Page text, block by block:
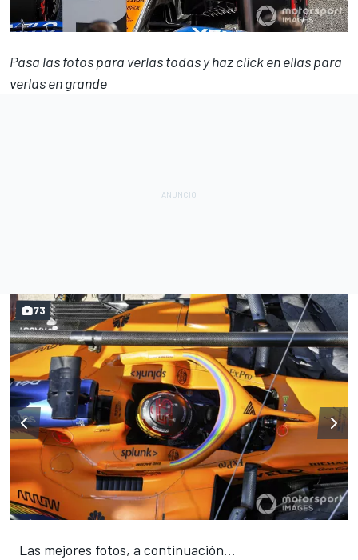
Pasa las fotos para verlas todas y haz click en ellas para
verlas en grande
Las mejores fotos, a continuación...
73